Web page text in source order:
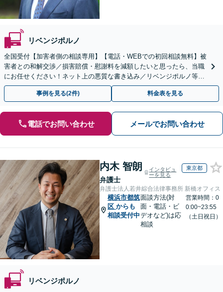
リベンジポルノ
全国受付【加害者側の相談専用】【電話・WEBでの初回相談無料】被
害者との和解交渉／損害賠償・慰謝料を減額したいと思ったら、当職
にお任せください！ネット上の悪質な書き込み／リベンジポルノ等、
代表弁護士が最後まで対応【関東エリア以外の相談も可】
事例を見る(2件) 料金表を見る
電話でお問い合わせ メールでお問い合わせ
内木 智朗
弁護士
インタビュ
ーを見る
東京都
弁護士法人若井綜合法律事務所 新橋オフィス
横浜市都筑
区 からも
相談受付中
面談方法(対
面・電話・ビ
デオなど)は応
相談
営業時間：0
0:00~23:55
（土日祝日）
リベンジポルノ